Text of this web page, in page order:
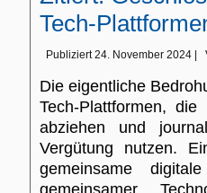
Tech-
Publiziert 24. November 2024
Die eigentliche
Tech-Plattformen,
abziehen und
Vergütung nutzen.
gemeinsame
gemeinsamer